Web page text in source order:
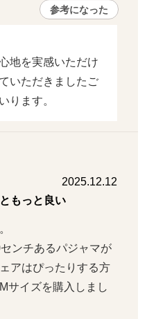
参考になった
地を実感いただけ
いただきましたご
ります。
2025.12.12
もっと良い
ンチあるパジャマが
アはぴったりする方
サイズを購入しまし